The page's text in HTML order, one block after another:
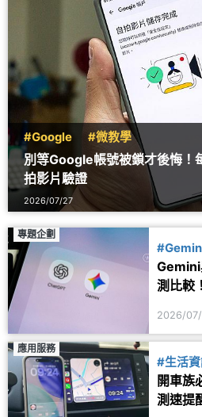
#Google #微教學
別等Google帳號被鎖才後悔！
拍影片驗證
2026/07/27
專題企劃
測比較
2026/
應用服務
#生活
開車族
測速提